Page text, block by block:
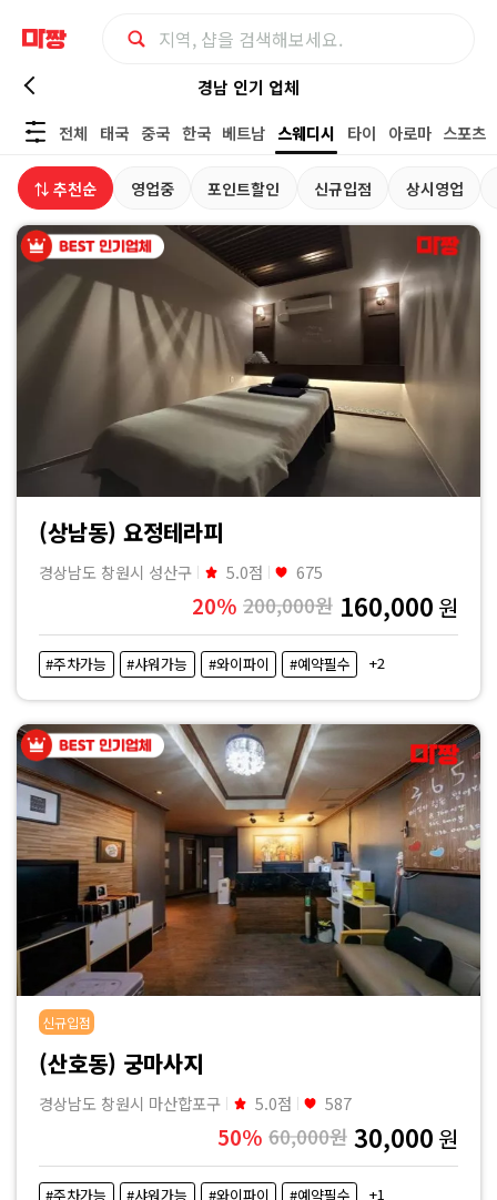
경
남
테
라
피
짱
경남 인기 업체
전체
태국 중국 한국 베트남 스웨디시 타이 아로마 스포츠
⇅ 추천순 영업중 포인트할인 신규입점 상시영업
(상남동) 요정테라피
경상남도 창원시 성산구 5.0점 675
20% 200,000원 160,000 원
#주차가능 #샤워가능 #와이파이 #예약필수 +2
신규입점
(산호동) 궁마사지
경상남도 창원시 마산합포구 5.0점 587
50% 60,000원 30,000 원
#주차가능 #샤워가능 #와이파이 #예약필수 +1